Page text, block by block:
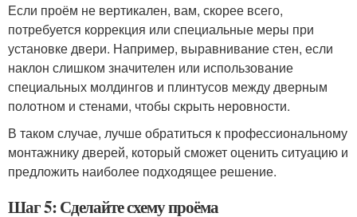
Если проём не вертикален, вам, скорее всего,
потребуется коррекция или специальные меры при
установке двери. Например, выравнивание стен, если
наклон слишком значителен или использование
специальных молдингов и плинтусов между дверным
полотном и стенами, чтобы скрыть неровности.
В таком случае, лучше обратиться к профессиональному
монтажнику дверей, который сможет оценить ситуацию и
предложить наиболее подходящее решение.
Шаг 5: Сделайте схему проёма